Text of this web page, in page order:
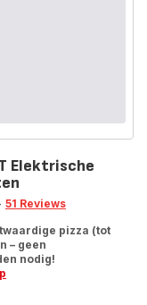
Elektrische
51 Reviews
pizza (tot
– geen
nodig!